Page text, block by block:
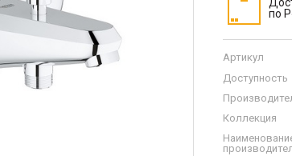
по
Артикул
Доступность
Коллекция